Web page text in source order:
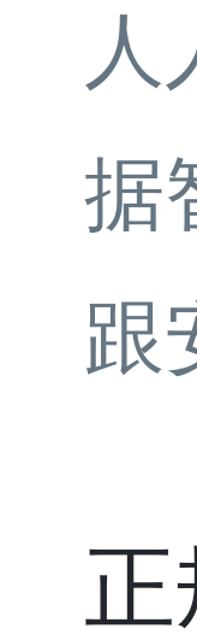
据
跟